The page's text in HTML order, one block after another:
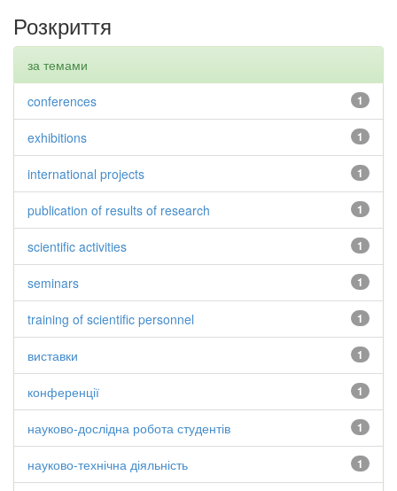
Розкриття
за темами
1
conferences
1
exhibitions
1
international projects
1
publication of results of research
1
scientific activities
1
seminars
1
training of scientific personnel
1
виставки
1
конференції
1
науково-дослідна робота студентів
1
науково-технічна діяльність